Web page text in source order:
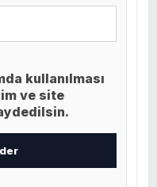
kullanılması
ve site